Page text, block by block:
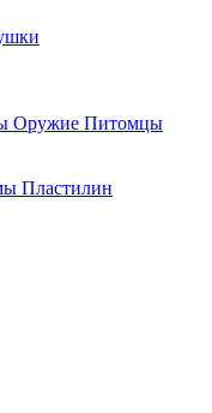
Оружие Питомцы
Пластилин